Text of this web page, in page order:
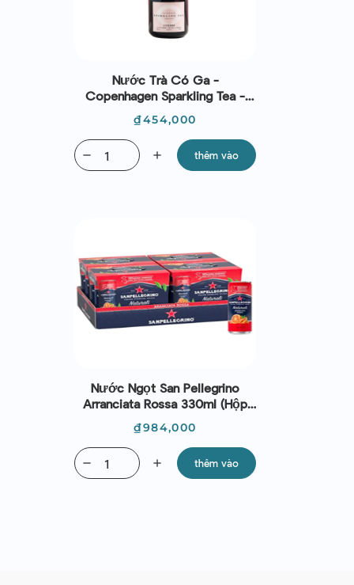
Nước Trà Có Ga -
Copenhagen Sparkling Tea -
Lyserod (375 Ml)
Giá
₫454,000
add
remove thêm vào
Nước Ngọt San Pellegrino
Arranciata Rossa 330ml (Hộp
Giá
₫984,000
add
remove thêm vào